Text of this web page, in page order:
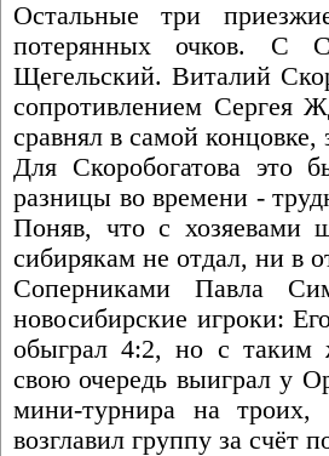
Остальные три
потерянных очков. С
Щегельский. Виталий
сопротивлением Сергея
сравнял в самой
Для Скоробогатова это
разницы во времени -
Поняв, что с хозяевами
сибирякам не отдал, ни в
Соперниками Павла
новосибирские игроки:
обыграл 4:2, но с таким
свою очередь выиграл у
мини-турнира на
возглавил группу за счёт